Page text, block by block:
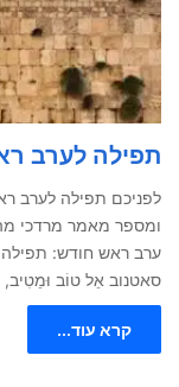
תפילה לערב
לפניכם תפילה לערב
ומספר מאמר מרדכי
ערב ראש חודש:
סאטנוב אֵל טוֹב
קרא עוד...